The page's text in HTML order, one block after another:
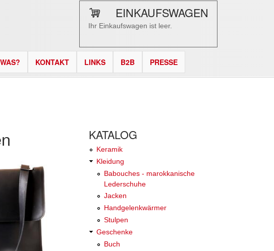
EINKAUFSWAGEN
Ihr Einkaufswagen ist leer.
KONTAKT LINKS B2B PRESSE
KATALOG
Keramik
Kleidung
Babouches - marokkanische
Lederschuhe
Jacken
Handgelenkwärmer
Stulpen
Geschenke
Buch